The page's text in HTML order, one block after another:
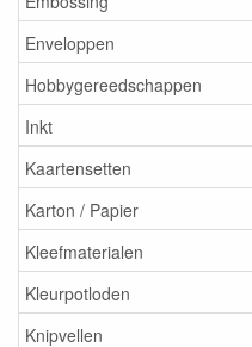
Enveloppen
Hobbygereedschappen
Inkt
Kaartensetten
Karton / Papier
Kleefmaterialen
Kleurpotloden
Knipvellen